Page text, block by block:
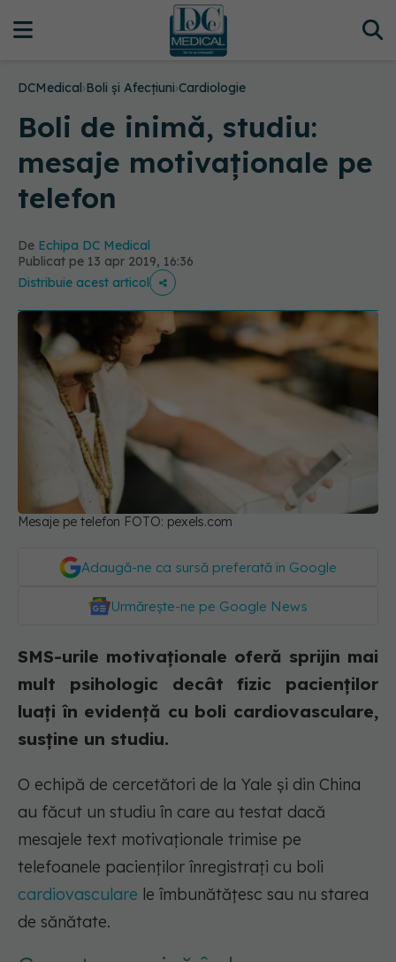
DCMedical›Boli și Afecțiuni›Cardiologie
Boli de inimă, studiu:
mesaje motivaționale pe
telefon
De Echipa DC Medical
Publicat pe 13 apr 2019, 16:36
Distribuie acest articol
Mesaje pe telefon FOTO: pexels.com
Adaugă-ne ca sursă preferată în Google
Urmărește-ne pe Google News
SMS-urile motivaționale oferă sprijin mai
mult psihologic decât fizic pacienților
luați în evidență cu boli cardiovasculare,
susține un studiu.
O echipă de cercetători de la Yale și din China
au făcut un studiu în care au testat dacă
mesajele text motivaționale trimise pe
telefoanele pacienților înregistrați cu boli
cardiovasculare le îmbunătățesc sau nu starea
de sănătate.